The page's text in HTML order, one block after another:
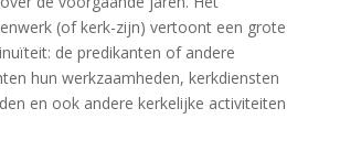
(of kerk-zijn) vertoont een grote
de predikanten of andere
hun werkzaamheden, kerkdiensten
en ook andere kerkelijke activiteiten